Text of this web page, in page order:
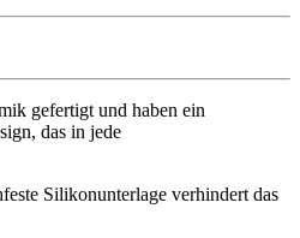
gefertigt und haben ein
das in jede
Silikonunterlage verhindert das